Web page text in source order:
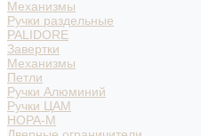
Механизмы
Ручки раздельные
PALIDORE
Завертки
Механизмы
Петли
Ручки Алюминий
Ручки ЦАМ
НОРА-М